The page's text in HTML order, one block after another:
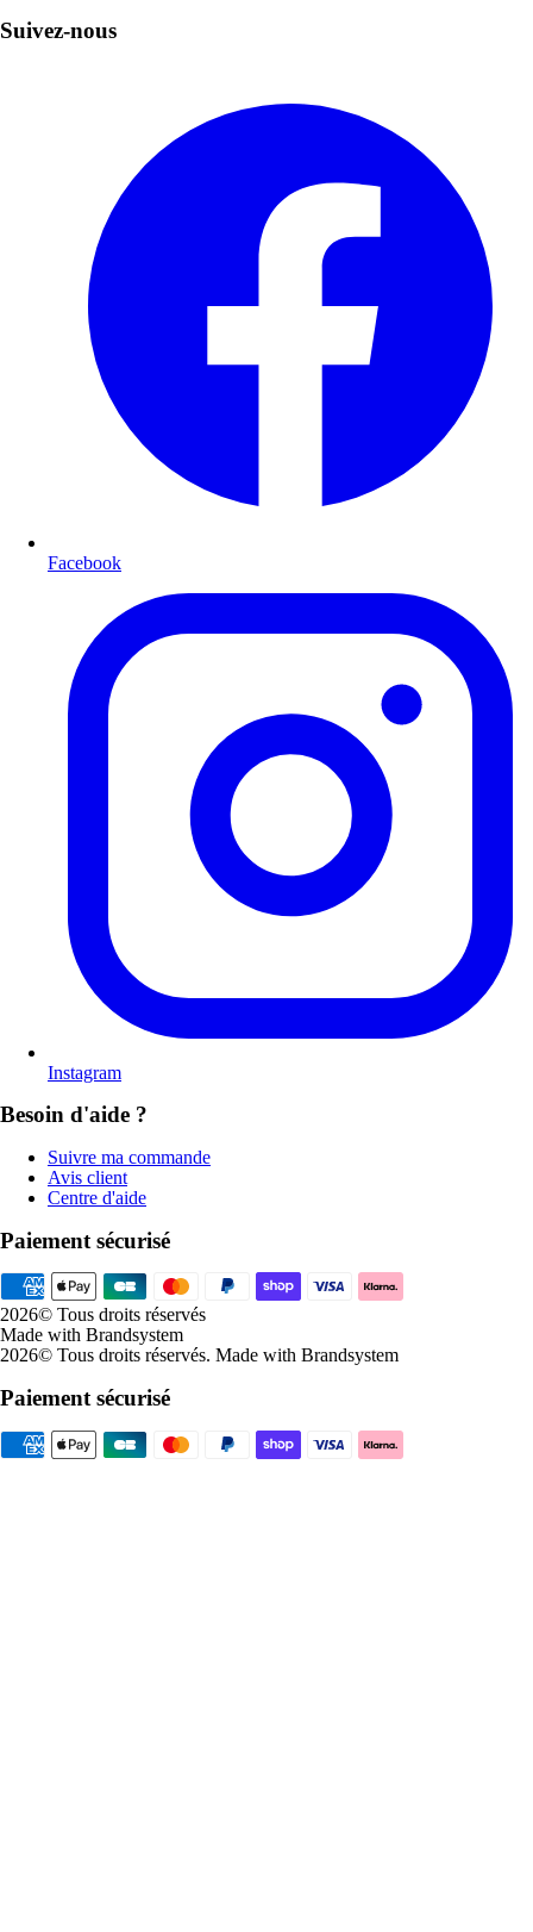
Suivez-nous
Facebook
Instagram
Besoin d'aide ?
Suivre ma commande
Avis client
Centre d'aide
Paiement sécurisé
2026© Tous droits réservés
Made with Brandsystem
2026© Tous droits réservés. Made with Brandsystem
Paiement sécurisé